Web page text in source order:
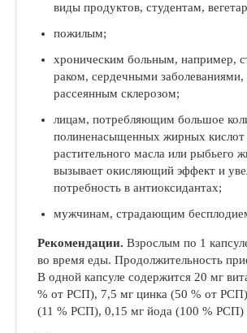
виды продуктов, студен­там,
пожилым;
хроническим больным, например,
раком, сердечными
рассеянным скле­розом;
лицам, потребляющим большое
полиненасыщенных жирных кислот
растительного масла или рыбье­го
вызывает окисляющий эф­фект и
потребность в анти­оксидантах;
мужчинам, страдающим
Рекомендации. Взрослым по 1
во время еды. Продолжительность
В одной капсуле содержится 20 мг
% от РСП), 7,5 мг цинка (50 % от
(11 % РСП), 0,15 мг йода (100 % РСП)